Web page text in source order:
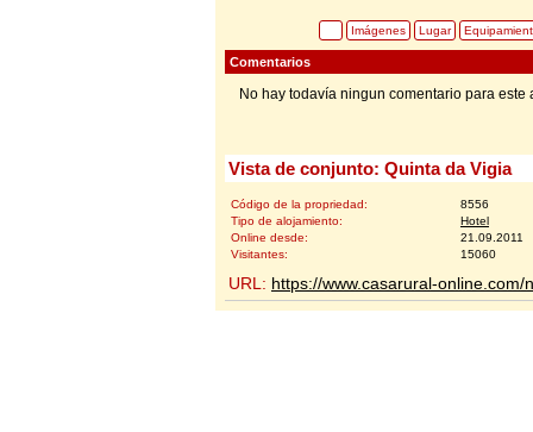
Imágenes Lugar
Comentarios
No hay todavía ningun comentario para este
Vista de conjunto: Quinta da Vigia
Código de la propriedad:
8556
Tipo de alojamiento:
Hotel
Online desde:
21.09.2011
Visitantes:
15060
URL: https://www.casarural-